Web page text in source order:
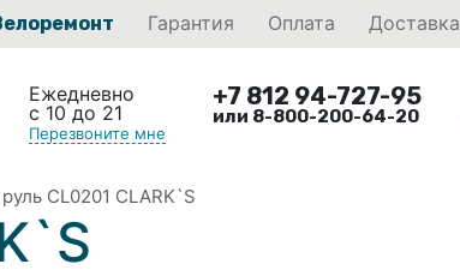
Гарантия Оплата Доставка
Ежедневно
с 10 до 21
Перезвоните мне
+7 812 94-727-95
или 8-800-200-64-20
СL0201 СLARK`S